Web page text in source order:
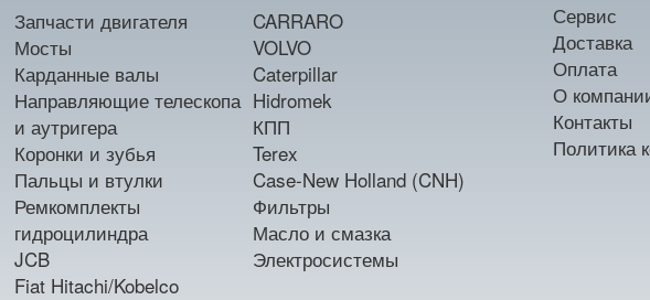
Запчасти двигателя
Мосты
Карданные валы
Направляющие телескопа
и аутригера
Коронки и зубья
Пальцы и втулки
Ремкомплекты
гидроцилиндра
JCB
Fiat Hitachi/Kobelco
CARRARO
VOLVO
Caterpillar
Hidromek
КПП
Terex
Case-New Holland (CNH)
Фильтры
Масло и смазка
Электросистемы
Сервис
Доставка
Оплата
О
Контакты
Политика